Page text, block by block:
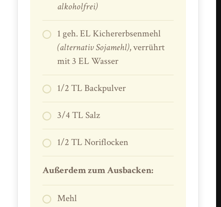
alkoholfrei)
1 geh. EL Kichererbsenmehl
(alternativ Sojamehl), verrührt
mit 3 EL Wasser
1/2 TL Backpulver
3/4 TL Salz
1/2 TL Noriflocken
Außerdem zum Ausbacken:
Mehl